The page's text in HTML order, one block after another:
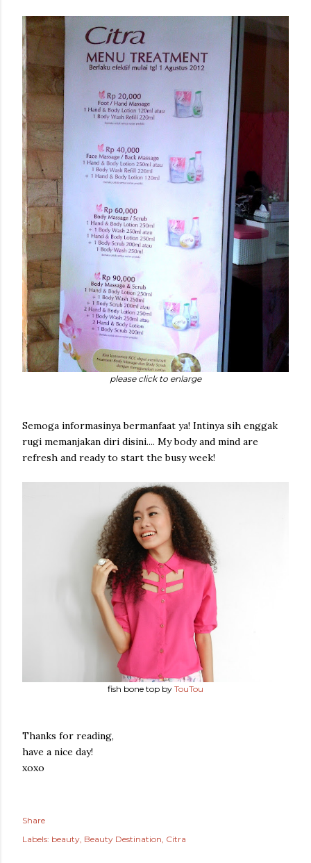
please click to enlarge
Semoga informasinya bermanfaat ya! Intinya sih enggak
rugi memanjakan diri disini.... My body and mind are
refresh and ready to start the busy week!
fish bone top by TouTou
Thanks for reading,
have a nice day!
xoxo
Share
Labels: beauty Beauty Destination Citra